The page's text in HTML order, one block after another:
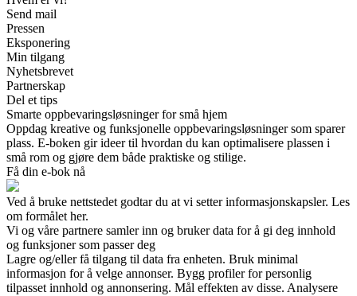
Send mail
Pressen
Eksponering
Min tilgang
Nyhetsbrevet
Partnerskap
Del et tips
Smarte oppbevaringsløsninger for små hjem
Oppdag kreative og funksjonelle oppbevaringsløsninger som sparer
plass. E-boken gir ideer til hvordan du kan optimalisere plassen i
små rom og gjøre dem både praktiske og stilige.
Få din e-bok nå
Ved å bruke nettstedet godtar du at vi setter informasjonskapsler. Les
om formålet her.
Vi og våre partnere samler inn og bruker data for å gi deg innhold
og funksjoner som passer deg
Lagre og/eller få tilgang til data fra enheten. Bruk minimal
informasjon for å velge annonser. Bygg profiler for personlig
tilpasset innhold og annonsering. Mål effekten av disse. Analysere